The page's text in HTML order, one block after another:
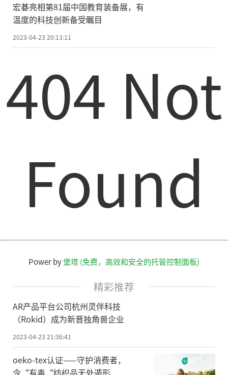
宏碁亮相第81届中国教育装备展，有
温度的科技创新备受瞩目
2023-04-23 20:13:11
404 Not
Found
Power by堡塔 (免费，高效和安全的托管控制面板)
精彩推荐
AR产品平台公司杭州灵伴科技
（Rokid）成为新晋独角兽企业
2023-04-23 21:36:41
oeko-tex认证——守护消费者，
令“有毒“纺织品无处遁形